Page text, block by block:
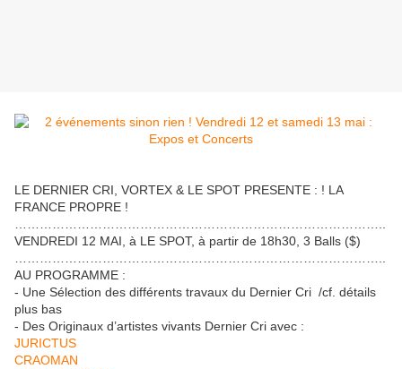
LE DERNIER CRI, VORTEX & LE SPOT PRESENTE : ! LA
FRANCE PROPRE !
VENDREDI 12 MAI, à LE SPOT, à partir de 18h30, 3 Balls ($)
AU PROGRAMME :
- Une Sélection des différents travaux du Dernier Cri /cf. détails
plus bas
- Des Originaux d’artistes vivants Dernier Cri avec :
JURICTUS
CRAOMAN